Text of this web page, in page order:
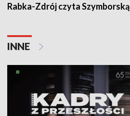
Rabka-Zdrój czyta Szymborską
INNE